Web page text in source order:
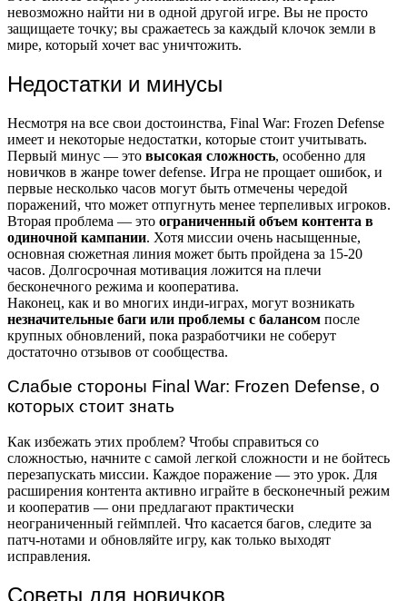
невозможно найти ни в одной другой игре. Вы не просто
защищаете точку; вы сражаетесь за каждый клочок земли в
мире, который хочет вас уничтожить.
Недостатки и минусы
Несмотря на все свои достоинства, Final War: Frozen Defense
имеет и некоторые недостатки, которые стоит учитывать.
Первый минус — это высокая сложность, особенно для
новичков в жанре tower defense. Игра не прощает ошибок, и
первые несколько часов могут быть отмечены чередой
поражений, что может отпугнуть менее терпеливых игроков.
Вторая проблема — это ограниченный объем контента в
одиночной кампании. Хотя миссии очень насыщенные,
основная сюжетная линия может быть пройдена за 15-20
часов. Долгосрочная мотивация ложится на плечи
бесконечного режима и кооператива.
Наконец, как и во многих инди-играх, могут возникать
незначительные баги или проблемы с балансом после
крупных обновлений, пока разработчики не соберут
достаточно отзывов от сообщества.
Слабые стороны Final War: Frozen Defense, о
которых стоит знать
Как избежать этих проблем? Чтобы справиться со
сложностью, начните с самой легкой сложности и не бойтесь
перезапускать миссии. Каждое поражение — это урок. Для
расширения контента активно играйте в бесконечный режим
и кооператив — они предлагают практически
неограниченный геймплей. Что касается багов, следите за
патч-нотами и обновляйте игру, как только выходят
исправления.
Советы для новичков